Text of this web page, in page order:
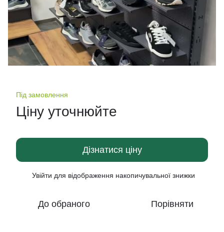
Під замовлення
Ціну уточнюйте
Дізнатися ціну
Увійти для відображення накопичувальної знижки
До обраного Порівняти